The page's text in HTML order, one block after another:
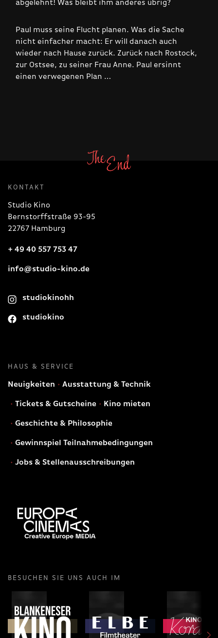
abgelehnt! Was bleibt ihm anderes übrig?
Paul muss seine Flucht planen. Was die Sache
nicht einfacher macht: Er will danach auch
wieder nach Hause zurück. Zurück nach Rostock,
zur Ostsee, zu seiner Frau Anne. Paul ersinnt
einen verwegenen Plan …
KONTAKT
Studio Kino
Bernstorffstraße 93-95
22767 Hamburg
+ 49 40 557 753 47
info@studio-kino.de
studiokinohh
studiokino
HAUS & SERVICE
Neuigkeiten Ausstattung & Technik
Tickets & Gutscheine Kino mieten
Geschichte & Philosophie
Gewinnspiel Teilnahmebedingungen
Jobs & Stellenausschreibungen
BESUCHEN SIE UNS AUCH IM